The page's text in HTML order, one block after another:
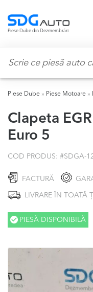
navigation
content
Piese Dube din Dezmembrări
Piese Dube » Piese Motoare »
Clapeta
Euro 5
COD PRODUS: #SDGA-
FACTURĂ
LIVRARE ÎN TOATĂ
PIESĂ DISPONIBILĂ